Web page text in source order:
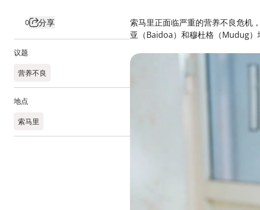
0 分享
议题
营养不良
地点
索马里
索马里正面临严重的营养不良危机
亚（Baidoa）和穆杜格（Mudug）